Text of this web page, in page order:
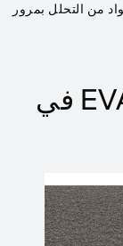
من التحلل بمرور
خيارات تخصيص حالة EVA في